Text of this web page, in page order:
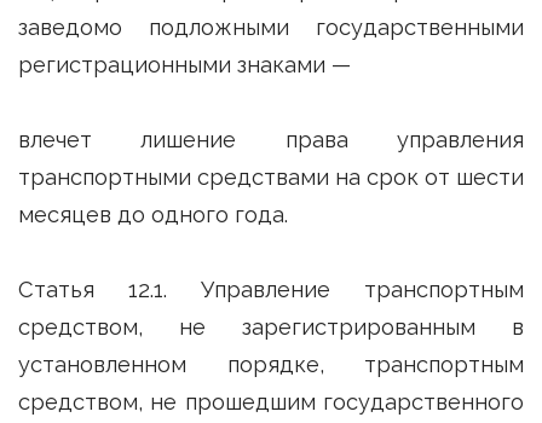
заведомо подложными государственными
регистрационными знаками —
влечет лишение права управления
транспортными средствами на срок от шести
месяцев до одного года.
Статья 12.1. Управление транспортным
средством, не зарегистрированным в
установленном порядке, транспортным
средством, не прошедшим государственного